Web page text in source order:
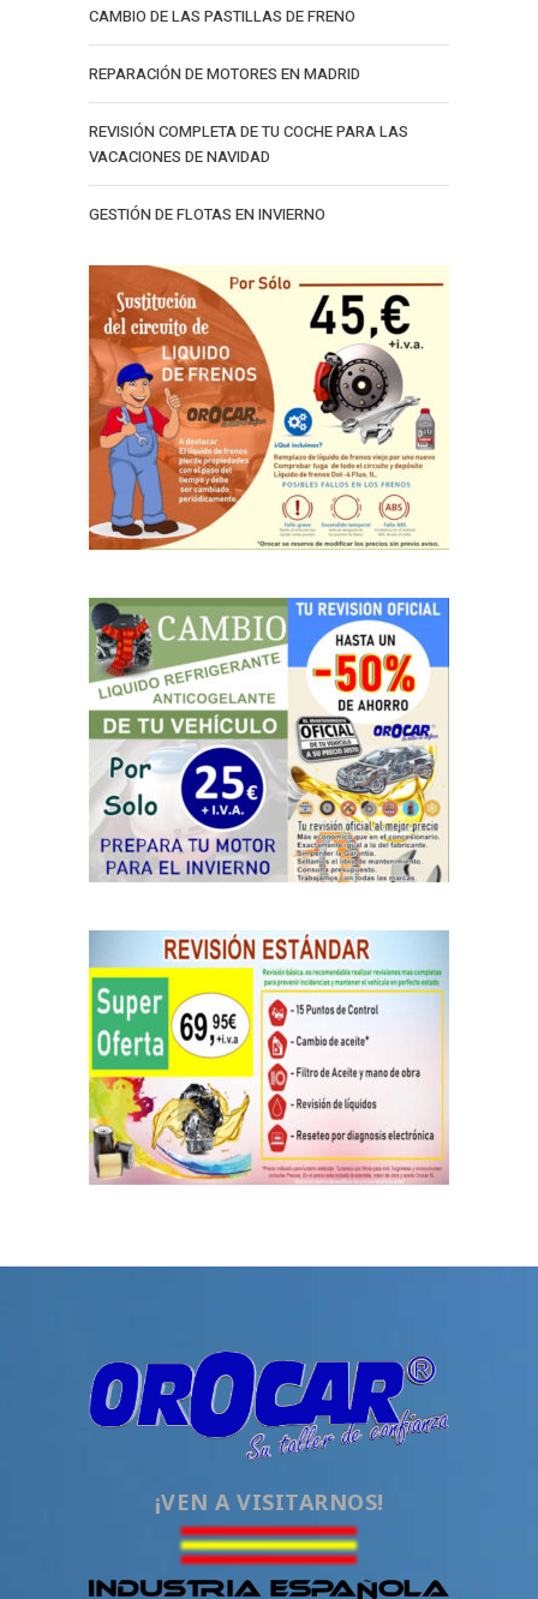
CAMBIO DE LAS PASTILLAS DE FRENO
REPARACIÓN DE MOTORES EN MADRID
REVISIÓN COMPLETA DE TU COCHE PARA LAS
VACACIONES DE NAVIDAD
GESTIÓN DE FLOTAS EN INVIERNO
¡VEN A VISITARNOS!